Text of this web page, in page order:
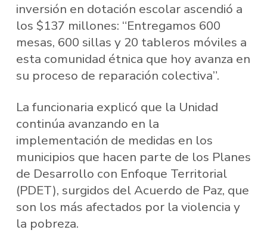
inversión en dotación escolar ascendió a
los $137 millones: “Entregamos 600
mesas, 600 sillas y 20 tableros móviles a
esta comunidad étnica que hoy avanza en
su proceso de reparación colectiva”.
La funcionaria explicó que la Unidad
continúa avanzando en la
implementación de medidas en los
municipios que hacen parte de los Planes
de Desarrollo con Enfoque Territorial
(PDET), surgidos del Acuerdo de Paz, que
son los más afectados por la violencia y
la pobreza.